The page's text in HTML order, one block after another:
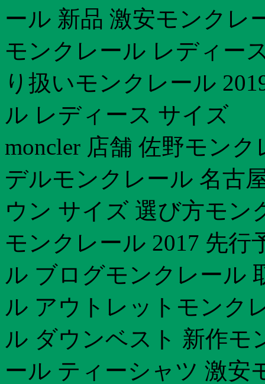
ール 新品 激安モンクレ
モンクレール レディー
り扱いモンクレール
ル レディース サイズ
moncler 店舗 佐野モン
デルモンクレール 名古
ウン サイズ 選び方モン
モンクレール 2017 先
ル ブログモンクレール
ル アウトレットモンク
ル ダウンベスト 新作モ
ール ティーシャツ 激安